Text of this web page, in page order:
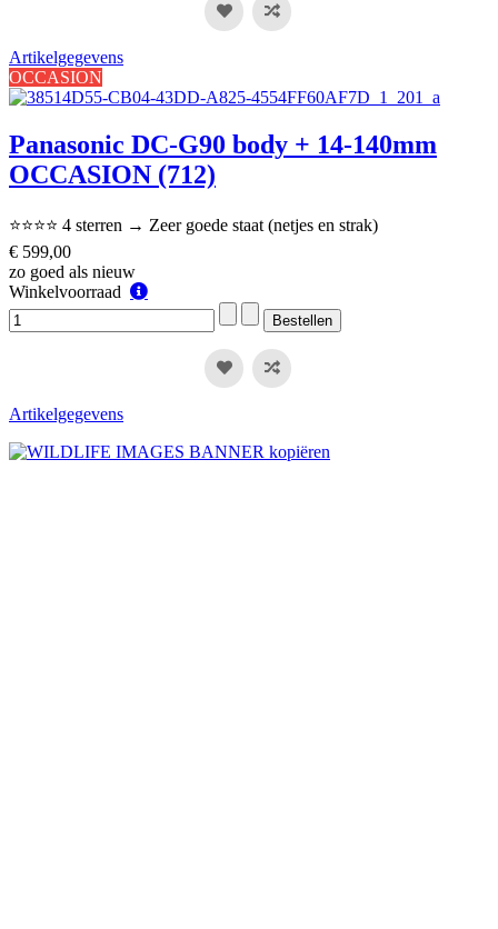
Artikelgegevens
OCCASION
Panasonic DC-G90 body + 14-140mm
OCCASION (712)
⭐⭐⭐⭐ 4 sterren → Zeer goede staat (netjes en strak)
€ 599,00
zo goed als nieuw
Winkelvoorraad
Winkelvoorraad
Artikelgegevens